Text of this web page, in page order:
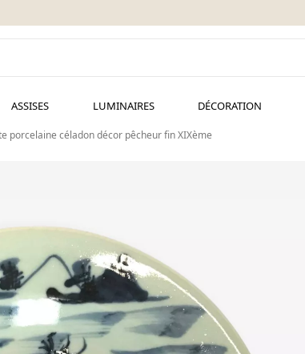
ASSISES LUMINAIRES DÉCORATION
porcelaine céladon décor pêcheur fin XIXème